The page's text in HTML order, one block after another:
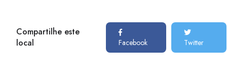
Compartilhe este
local
Facebook Twitter